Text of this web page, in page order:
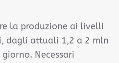
la produzione ai livelli
dagli attuali 1,2 a 2 mln
Necessari